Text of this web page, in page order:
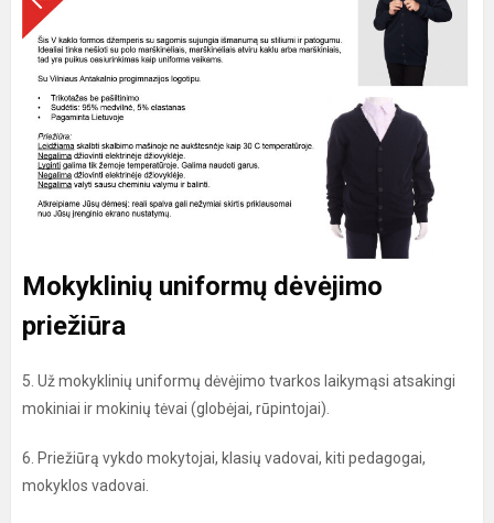
Mokyklinių uniformų dėvėjimo
priežiūra
5. Už mokyklinių uniformų dėvėjimo tvarkos laikymąsi atsakingi
mokiniai ir mokinių tėvai (globėjai, rūpintojai).
6. Priežiūrą vykdo mokytojai, klasių vadovai, kiti pedagogai,
mokyklos vadovai.